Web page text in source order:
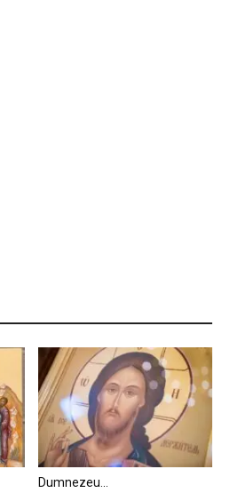
Dumnezeu…